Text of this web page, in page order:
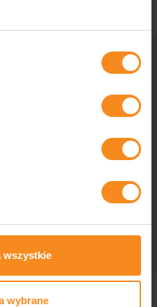
wszystkie
wybrane
się z nami
rozwiązań przemysłowych
nas pytania? Skontaktuj się z